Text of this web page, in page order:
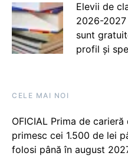
Elevii de
2026-
sunt
profil și
CELE MAI NOI
OFICIAL Prima de
primesc cei 1.500 de lei
folosi până în august